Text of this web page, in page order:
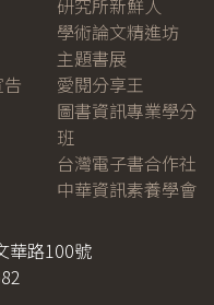
研究所新鮮人
學術論文精進坊
主題書展
愛閱分享王
圖書資訊專業學分
班
台灣電子書合作社
中華資訊素養學會
華路100號